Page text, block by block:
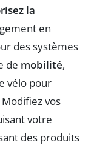
la
en
des systèmes
de mobilité,
vélo pour
vos
votre
des produits